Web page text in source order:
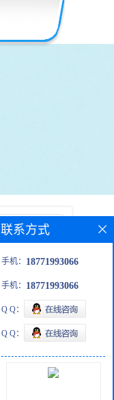
矮壮素的生产
联系方式
手机： 18771993066
手机： 18771993066
Q Q：
Q Q：